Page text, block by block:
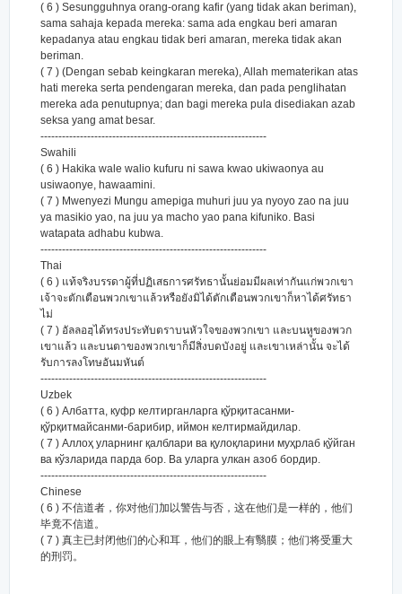
( 6 ) Sesungguhnya orang-orang kafir (yang tidak akan beriman),
sama sahaja kepada mereka: sama ada engkau beri amaran
kepadanya atau engkau tidak beri amaran, mereka tidak akan
beriman.
( 7 ) (Dengan sebab keingkaran mereka), Allah mematerikan atas
hati mereka serta pendengaran mereka, dan pada penglihatan
mereka ada penutupnya; dan bagi mereka pula disediakan azab
seksa yang amat besar.
---------------------------------------------------------------
Swahili
( 6 ) Hakika wale walio kufuru ni sawa kwao ukiwaonya au
usiwaonye, hawaamini.
( 7 ) Mwenyezi Mungu amepiga muhuri juu ya nyoyo zao na juu
ya masikio yao, na juu ya macho yao pana kifuniko. Basi
watapata adhabu kubwa.
---------------------------------------------------------------
Thai
( 6 ) แท้จริงบรรดาผู้ที่ปฏิเสธการศรัทธานั้นย่อมมีผลเท่ากันแก่พวกเขา
เจ้าจะตักเตือนพวกเขาแล้วหรือยังมิได้ตักเตือนพวกเขาก็หาได้ศรัทธา
ไม่
( 7 ) อัลลอฮฺได้ทรงประทับตราบนหัวใจของพวกเขา และบนหูของพวก
เขาแล้ว และบนตาของพวกเขาก็มีสิ่งบดบังอยู่ และเขาเหล่านั้น จะได้
รับการลงโทษอันมหันต์
---------------------------------------------------------------
Uzbek
( 6 ) Албатта, куфр келтирганларга қўрқитасанми-
қўрқитмайсанми-барибир, иймон келтирмайдилар.
( 7 ) Аллоҳ уларнинг қалблари ва қулоқларини муҳрлаб қўйган
ва кўзларида парда бор. Ва уларга улкан азоб бордир.
---------------------------------------------------------------
Chinese
( 6 ) 不信道者，你对他们加以警告与否，这在他们是一样的，他们
毕竟不信道。
( 7 ) 真主已封闭他们的心和耳，他们的眼上有翳膜；他们将受重大
的刑罚。